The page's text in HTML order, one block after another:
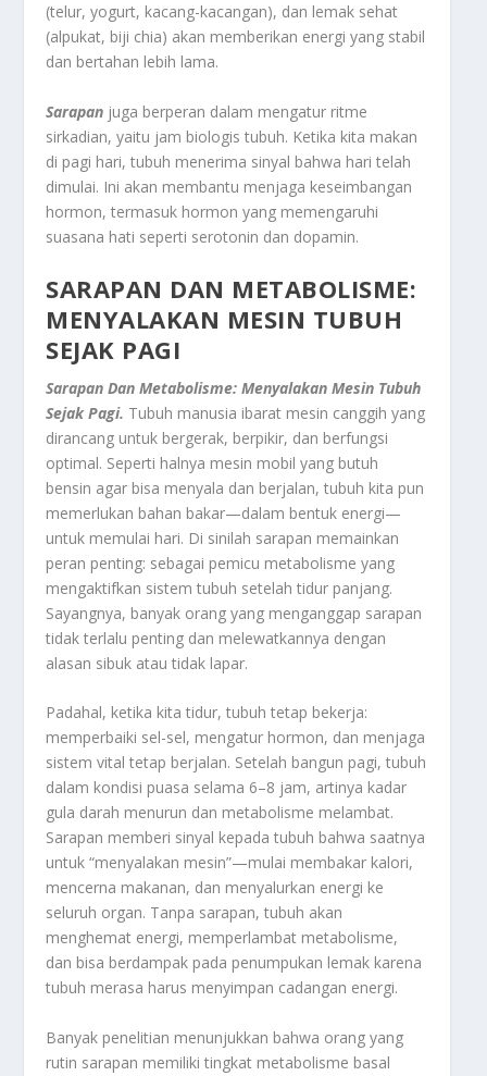
(telur, yogurt, kacang-kacangan), dan lemak sehat
(alpukat, biji chia) akan memberikan energi yang stabil
dan bertahan lebih lama.
Sarapan juga berperan dalam mengatur ritme
sirkadian, yaitu jam biologis tubuh. Ketika kita makan
di pagi hari, tubuh menerima sinyal bahwa hari telah
dimulai. Ini akan membantu menjaga keseimbangan
hormon, termasuk hormon yang memengaruhi
suasana hati seperti serotonin dan dopamin.
SARAPAN DAN METABOLISME:
MENYALAKAN MESIN TUBUH
SEJAK PAGI
Sarapan Dan Metabolisme: Menyalakan Mesin Tubuh
Sejak Pagi. Tubuh manusia ibarat mesin canggih yang
dirancang untuk bergerak, berpikir, dan berfungsi
optimal. Seperti halnya mesin mobil yang butuh
bensin agar bisa menyala dan berjalan, tubuh kita pun
memerlukan bahan bakar—dalam bentuk energi—
untuk memulai hari. Di sinilah sarapan memainkan
peran penting: sebagai pemicu metabolisme yang
mengaktifkan sistem tubuh setelah tidur panjang.
Sayangnya, banyak orang yang menganggap sarapan
tidak terlalu penting dan melewatkannya dengan
alasan sibuk atau tidak lapar.
Padahal, ketika kita tidur, tubuh tetap bekerja:
memperbaiki sel-sel, mengatur hormon, dan menjaga
sistem vital tetap berjalan. Setelah bangun pagi, tubuh
dalam kondisi puasa selama 6–8 jam, artinya kadar
gula darah menurun dan metabolisme melambat.
Sarapan memberi sinyal kepada tubuh bahwa saatnya
untuk “menyalakan mesin”—mulai membakar kalori,
mencerna makanan, dan menyalurkan energi ke
seluruh organ. Tanpa sarapan, tubuh akan
menghemat energi, memperlambat metabolisme,
dan bisa berdampak pada penumpukan lemak karena
tubuh merasa harus menyimpan cadangan energi.
Banyak penelitian menunjukkan bahwa orang yang
rutin sarapan memiliki tingkat metabolisme basal